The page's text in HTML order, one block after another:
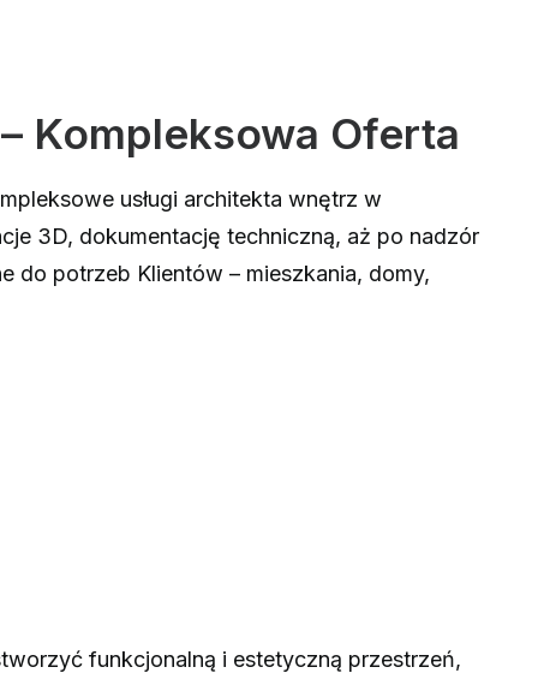
Kompleksowa Oferta
usługi architekta wnętrz w
3D, dokumentację techniczną, aż po nadzór
do potrzeb Klientów – mieszkania, domy,
funkcjonalną i estetyczną przestrzeń,